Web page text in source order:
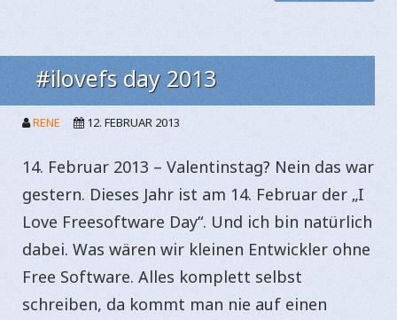
#ilovefs day 2013
RENE 12. FEBRUAR 2013
14. Februar 2013 – Valentinstag? Nein das war
gestern. Dieses Jahr ist am 14. Februar der „I
Love Freesoftware Day“. Und ich bin natürlich
dabei. Was wären wir kleinen Entwickler ohne
Free Software. Alles komplett selbst
schreiben, da kommt man nie auf einen